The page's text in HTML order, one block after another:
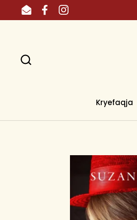
Skip to content
EmailFacebookInstagram
Kryefaqja